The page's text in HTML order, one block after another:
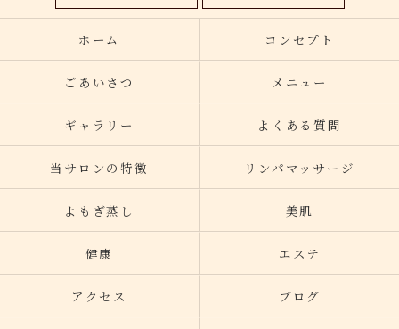
ホーム コンセプト
ごあいさつ メニュー
ギャラリー よくある質問
当サロンの特徴 リンパマッサージ
よもぎ蒸し 美肌
健康 エステ
アクセス ブログ